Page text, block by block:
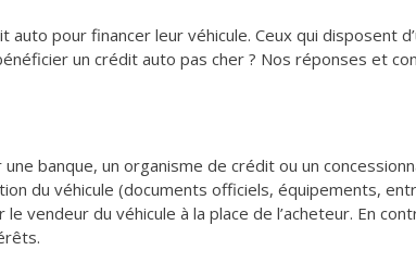
auto pour financer leur véhicule. Ceux qui disposent
un crédit auto pas cher ? Nos réponses et
banque, un organisme de crédit ou un
du véhicule (documents officiels, équipements,
vendeur du véhicule à la place de l’acheteur. En